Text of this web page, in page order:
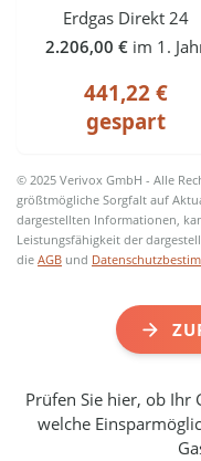
Erdgas Direkt 24
2.206,00 € im 1.
441,22 €
gespart
© 2025 Verivox GmbH - Alle
größtmögliche Sorgfalt auf
dargestellten Informationen,
Leistungsfähigkeit der
dieAGB und
Prüfen Sie hier, ob Ihr
welche